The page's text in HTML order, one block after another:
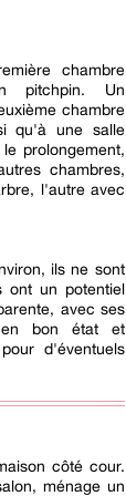
chambre
pitchpin. Un
chambre
qu'à une salle
prolongement,
chambres,
l'autre avec
ils ne sont
ont un potentiel
avec ses
bon état et
d'éventuels
côté cour.
ménage un